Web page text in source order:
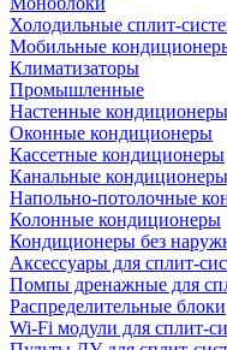
Холодильные сплит-
Мобильные
Климатизаторы
Промышленные
Настенные кондиционеры
Оконные кондиционеры
Кассетные кондиционеры
Канальные кондиционеры
Напольно-потолочные
Колонные кондиционеры
Кондиционеры без
Аксессуары для сплит-
Помпы дренажные для
Распределительные блоки
Wi-Fi модули для сплит-